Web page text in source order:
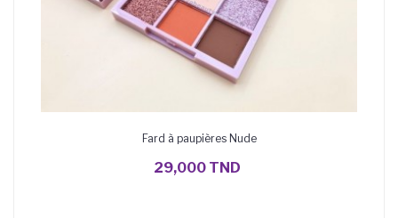
Fard à paupières Nude
29,000 TND